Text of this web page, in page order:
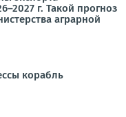
г. Такой прогноз
аграрной
корабль